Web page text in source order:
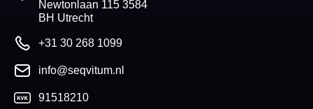
Newtonlaan 115 3584
BH Utrecht
+31 30 268 1099
info@seqvitum.nl
91518210